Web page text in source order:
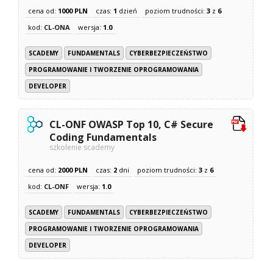
cena od: 1000 PLN czas: 1 dzień poziom trudności:3 z 6
kod: CL-ONA wersja: 1.0
SCADEMY FUNDAMENTALS
CYBERBEZPIECZEŃSTWO
PROGRAMOWANIE I TWORZENIE OPROGRAMOWANIA
DEVELOPER
CL-ONF OWASP Top 10, C# Secure
Coding Fundamentals
szkolenie scademy
cena od: 2000 PLN czas: 2 dni poziom trudności:3 z 6
kod: CL-ONF wersja: 1.0
SCADEMY FUNDAMENTALS
CYBERBEZPIECZEŃSTWO
PROGRAMOWANIE I TWORZENIE OPROGRAMOWANIA
DEVELOPER